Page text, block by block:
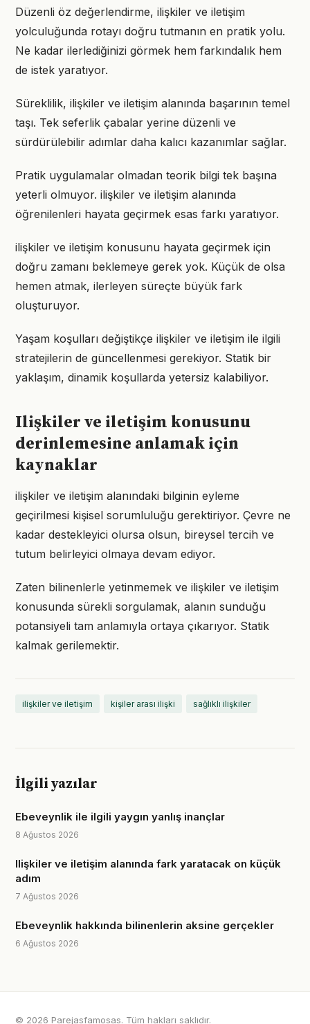
Düzenli öz değerlendirme, ilişkiler ve iletişim
yolculuğunda rotayı doğru tutmanın en pratik yolu.
Ne kadar ilerlediğinizi görmek hem farkındalık hem
de istek yaratıyor.
Süreklilik, ilişkiler ve iletişim alanında başarının temel
taşı. Tek seferlik çabalar yerine düzenli ve
sürdürülebilir adımlar daha kalıcı kazanımlar sağlar.
Pratik uygulamalar olmadan teorik bilgi tek başına
yeterli olmuyor. ilişkiler ve iletişim alanında
öğrenilenleri hayata geçirmek esas farkı yaratıyor.
ilişkiler ve iletişim konusunu hayata geçirmek için
doğru zamanı beklemeye gerek yok. Küçük de olsa
hemen atmak, ilerleyen süreçte büyük fark
oluşturuyor.
Yaşam koşulları değiştikçe ilişkiler ve iletişim ile ilgili
stratejilerin de güncellenmesi gerekiyor. Statik bir
yaklaşım, dinamik koşullarda yetersiz kalabiliyor.
Ilişkiler ve iletişim konusunu
derinlemesine anlamak için
kaynaklar
ilişkiler ve iletişim alanındaki bilginin eyleme
geçirilmesi kişisel sorumluluğu gerektiriyor. Çevre ne
kadar destekleyici olursa olsun, bireysel tercih ve
tutum belirleyici olmaya devam ediyor.
Zaten bilinenlerle yetinmemek ve ilişkiler ve iletişim
konusunda sürekli sorgulamak, alanın sunduğu
potansiyeli tam anlamıyla ortaya çıkarıyor. Statik
kalmak gerilemektir.
ilişkiler ve iletişim kişiler arası ilişki sağlıklı ilişkiler
İlgili yazılar
Ebeveynlik ile ilgili yaygın yanlış inançlar
8 Ağustos 2026
Ilişkiler ve iletişim alanında fark yaratacak on küçük
adım
7 Ağustos 2026
Ebeveynlik hakkında bilinenlerin aksine gerçekler
6 Ağustos 2026
© 2026 Parejasfamosas. Tüm hakları saklıdır.